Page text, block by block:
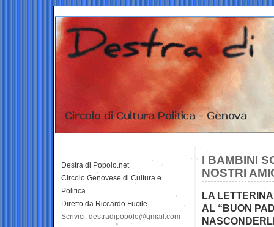
I BAMBINI
NOSTRI
LA
AL “BUON
Destra di Popolo.net
Circolo Genovese di Cultura e
Politica
Diretto da Riccardo Fucile
Scrivici: destradipopolo@gmail.com